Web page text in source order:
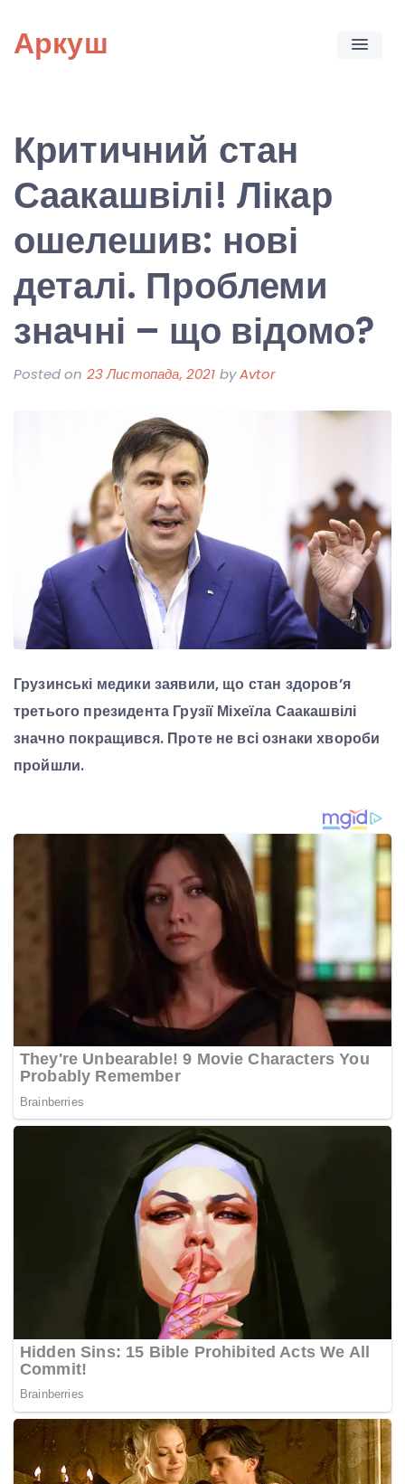
content
Аркуш
Критичний стан
Саакашвілі! Лікар
ошелешив: нові
деталі. Проблеми
значні – що відомо?
Posted on 23 Листопада, 2021 byAvtor
Грузинські медики заявили, що стан здоров’я
третього президента Грузії Міхеїла Саакашвілі
значно покращився. Проте не всі ознаки хвороби
пройшли.